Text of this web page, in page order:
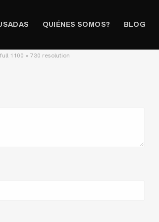
QUIÉNES SOMOS? BLOG
1100 × 730 resolution